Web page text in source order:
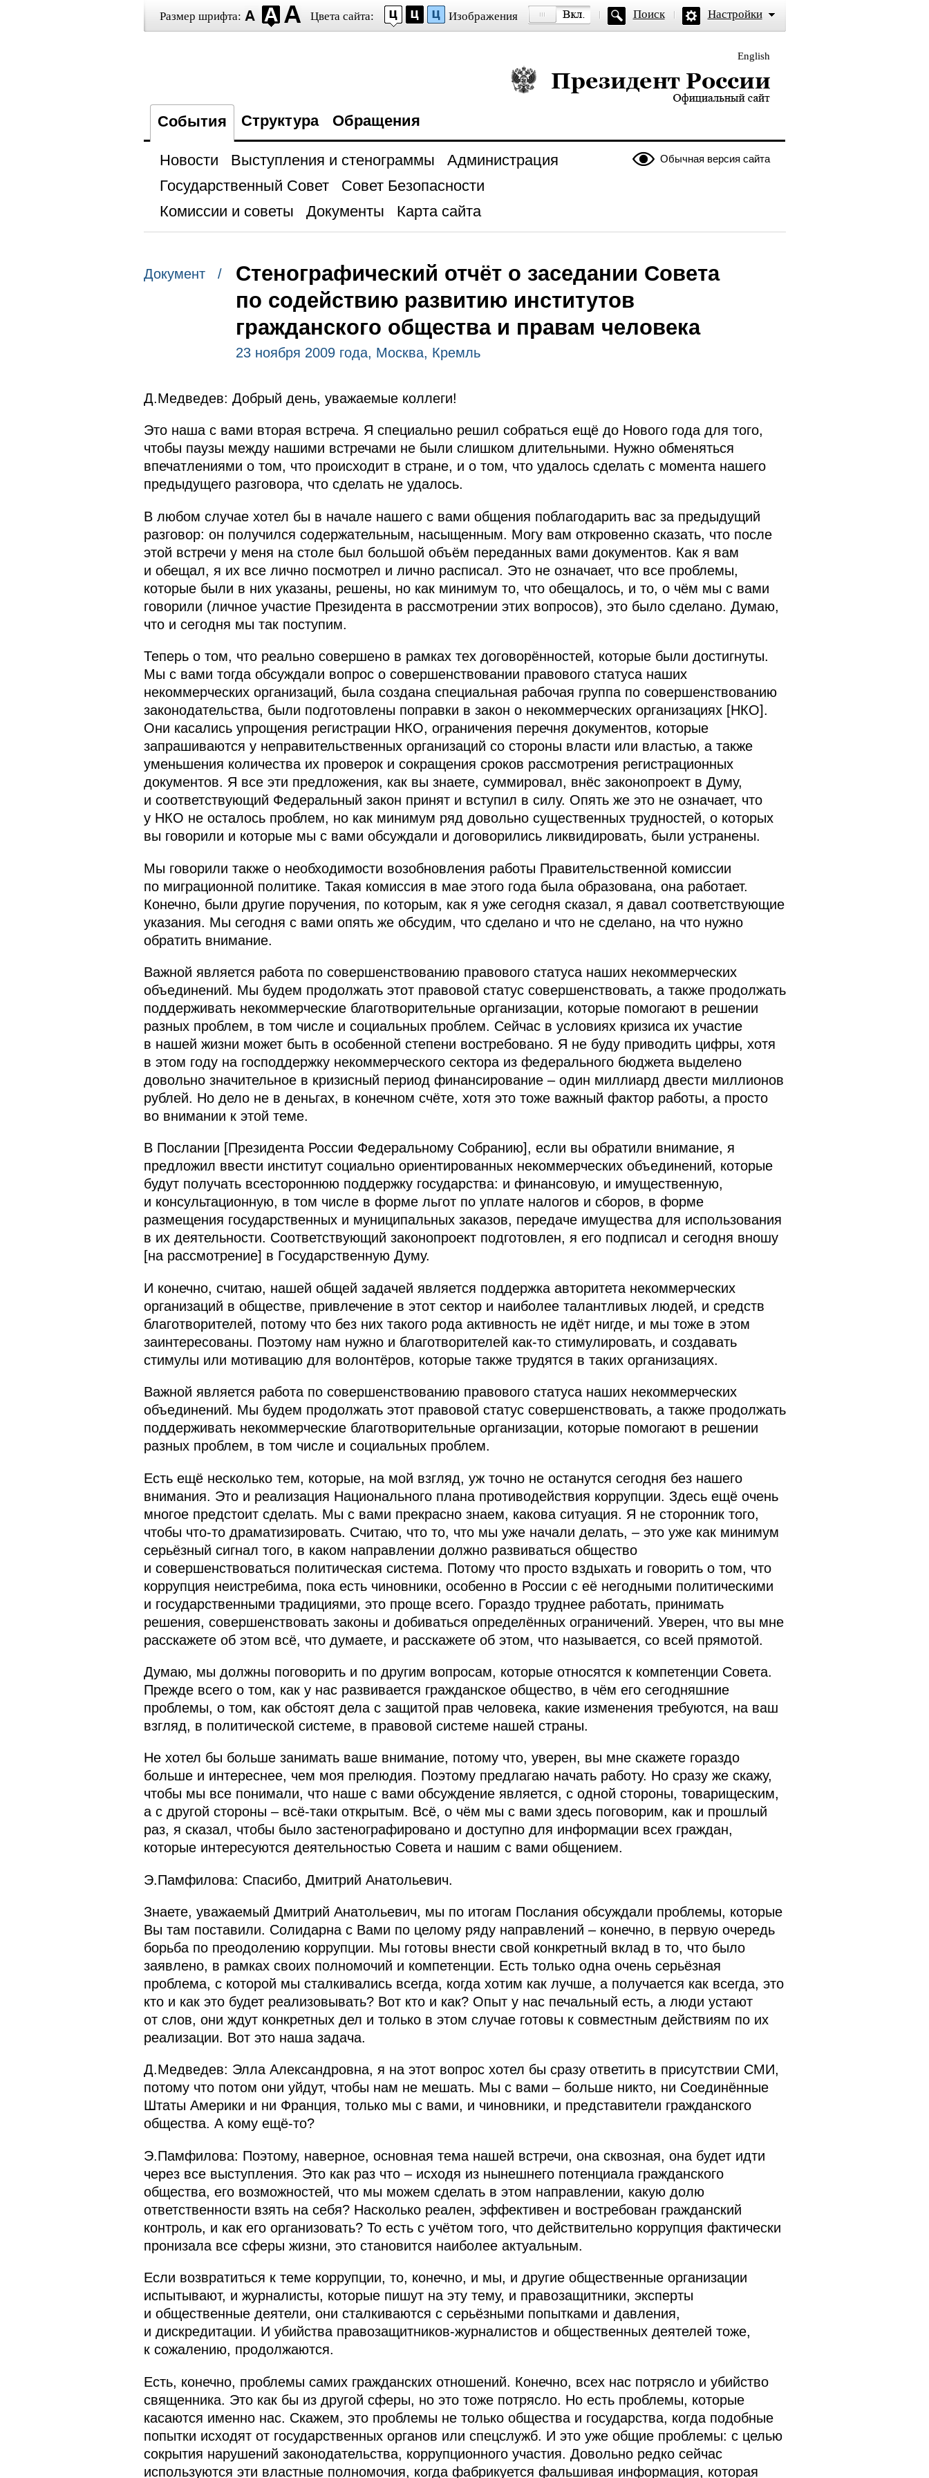
Размер шрифта: Цвета сайта: Изображения Поиск Настройки
English
Президент России — официальный сайт
События Структура Обращения
Обычная версия сайта
Новости Выступления и стенограммы
Администрация
Государственный Совет
Совет Безопасности
Комиссии и советы
Документы Карта сайта
Документ /
Стенографический отчёт о заседании Совета
по содействию развитию институтов
гражданского общества и правам человека
23 ноября 2009 года, Москва, Кремль
Д.Медведев: Добрый день, уважаемые коллеги!
Это наша с вами вторая встреча. Я специально решил собраться ещё до Нового года для того,
чтобы паузы между нашими встречами не были слишком длительными. Нужно обменяться
впечатлениями о том, что происходит в стране, и о том, что удалось сделать с момента нашего
предыдущего разговора, что сделать не удалось.
В любом случае хотел бы в начале нашего с вами общения поблагодарить вас за предыдущий
разговор: он получился содержательным, насыщенным. Могу вам откровенно сказать, что после
этой встречи у меня на столе был большой объём переданных вами документов. Как я вам
и обещал, я их все лично посмотрел и лично расписал. Это не означает, что все проблемы,
которые были в них указаны, решены, но как минимум то, что обещалось, и то, о чём мы с вами
говорили (личное участие Президента в рассмотрении этих вопросов), это было сделано. Думаю,
что и сегодня мы так поступим.
Теперь о том, что реально совершено в рамках тех договорённостей, которые были достигнуты.
Мы с вами тогда обсуждали вопрос о совершенствовании правового статуса наших
некоммерческих организаций, была создана специальная рабочая группа по совершенствованию
законодательства, были подготовлены поправки в закон о некоммерческих организациях [НКО].
Они касались упрощения регистрации НКО, ограничения перечня документов, которые
запрашиваются у неправительственных организаций со стороны власти или властью, а также
уменьшения количества их проверок и сокращения сроков рассмотрения регистрационных
документов. Я все эти предложения, как вы знаете, суммировал, внёс законопроект в Думу,
и соответствующий Федеральный закон принят и вступил в силу. Опять же это не означает, что
у НКО не осталось проблем, но как минимум ряд довольно существенных трудностей, о которых
вы говорили и которые мы с вами обсуждали и договорились ликвидировать, были устранены.
Мы говорили также о необходимости возобновления работы Правительственной комиссии
по миграционной политике. Такая комиссия в мае этого года была образована, она работает.
Конечно, были другие поручения, по которым, как я уже сегодня сказал, я давал соответствующие
указания. Мы сегодня с вами опять же обсудим, что сделано и что не сделано, на что нужно
обратить внимание.
Важной является работа по совершенствованию правового статуса наших некоммерческих
объединений. Мы будем продолжать этот правовой статус совершенствовать, а также продолжать
поддерживать некоммерческие благотворительные организации, которые помогают в решении
разных проблем, в том числе и социальных проблем. Сейчас в условиях кризиса их участие
в нашей жизни может быть в особенной степени востребовано. Я не буду приводить цифры, хотя
в этом году на господдержку некоммерческого сектора из федерального бюджета выделено
довольно значительное в кризисный период финансирование – один миллиард двести миллионов
рублей. Но дело не в деньгах, в конечном счёте, хотя это тоже важный фактор работы, а просто
во внимании к этой теме.
В Послании [Президента России Федеральному Собранию], если вы обратили внимание, я
предложил ввести институт социально ориентированных некоммерческих объединений, которые
будут получать всестороннюю поддержку государства: и финансовую, и имущественную,
и консультационную, в том числе в форме льгот по уплате налогов и сборов, в форме
размещения государственных и муниципальных заказов, передаче имущества для использования
в их деятельности. Соответствующий законопроект подготовлен, я его подписал и сегодня вношу
[на рассмотрение] в Государственную Думу.
И конечно, считаю, нашей общей задачей является поддержка авторитета некоммерческих
организаций в обществе, привлечение в этот сектор и наиболее талантливых людей, и средств
благотворителей, потому что без них такого рода активность не идёт нигде, и мы тоже в этом
заинтересованы. Поэтому нам нужно и благотворителей как‑то стимулировать, и создавать
стимулы или мотивацию для волонтёров, которые также трудятся в таких организациях.
Важной является работа по совершенствованию правового статуса наших некоммерческих
объединений. Мы будем продолжать этот правовой статус совершенствовать, а также продолжать
поддерживать некоммерческие благотворительные организации, которые помогают в решении
разных проблем, в том числе и социальных проблем.
Есть ещё несколько тем, которые, на мой взгляд, уж точно не останутся сегодня без нашего
внимания. Это и реализация Национального плана противодействия коррупции. Здесь ещё очень
многое предстоит сделать. Мы с вами прекрасно знаем, какова ситуация. Я не сторонник того,
чтобы что‑то драматизировать. Считаю, что то, что мы уже начали делать, – это уже как минимум
серьёзный сигнал того, в каком направлении должно развиваться общество
и совершенствоваться политическая система. Потому что просто вздыхать и говорить о том, что
коррупция неистребима, пока есть чиновники, особенно в России с её негодными политическими
и государственными традициями, это проще всего. Гораздо труднее работать, принимать
решения, совершенствовать законы и добиваться определённых ограничений. Уверен, что вы мне
расскажете об этом всё, что думаете, и расскажете об этом, что называется, со всей прямотой.
Думаю, мы должны поговорить и по другим вопросам, которые относятся к компетенции Совета.
Прежде всего о том, как у нас развивается гражданское общество, в чём его сегодняшние
проблемы, о том, как обстоят дела с защитой прав человека, какие изменения требуются, на ваш
взгляд, в политической системе, в правовой системе нашей страны.
Не хотел бы больше занимать ваше внимание, потому что, уверен, вы мне скажете гораздо
больше и интереснее, чем моя прелюдия. Поэтому предлагаю начать работу. Но сразу же скажу,
чтобы мы все понимали, что наше с вами обсуждение является, с одной стороны, товарищеским,
а с другой стороны – всё‑таки открытым. Всё, о чём мы с вами здесь поговорим, как и прошлый
раз, я сказал, чтобы было застенографировано и доступно для информации всех граждан,
которые интересуются деятельностью Совета и нашим с вами общением.
Э.Памфилова: Спасибо, Дмитрий Анатольевич.
Знаете, уважаемый Дмитрий Анатольевич, мы по итогам Послания обсуждали проблемы, которые
Вы там поставили. Солидарна с Вами по целому ряду направлений – конечно, в первую очередь
борьба по преодолению коррупции. Мы готовы внести свой конкретный вклад в то, что было
заявлено, в рамках своих полномочий и компетенции. Есть только одна очень серьёзная
проблема, с которой мы сталкивались всегда, когда хотим как лучше, а получается как всегда, это
кто и как это будет реализовывать? Вот кто и как? Опыт у нас печальный есть, а люди устают
от слов, они ждут конкретных дел и только в этом случае готовы к совместным действиям по их
реализации. Вот это наша задача.
Д.Медведев: Элла Александровна, я на этот вопрос хотел бы сразу ответить в присутствии СМИ,
потому что потом они уйдут, чтобы нам не мешать. Мы с вами – больше никто, ни Соединённые
Штаты Америки и ни Франция, только мы с вами, и чиновники, и представители гражданского
общества. А кому ещё‑то?
Э.Памфилова: Поэтому, наверное, основная тема нашей встречи, она сквозная, она будет идти
через все выступления. Это как раз что – исходя из нынешнего потенциала гражданского
общества, его возможностей, что мы можем сделать в этом направлении, какую долю
ответственности взять на себя? Насколько реален, эффективен и востребован гражданский
контроль, и как его организовать? То есть с учётом того, что действительно коррупция фактически
пронизала все сферы жизни, это становится наиболее актуальным.
Если возвратиться к теме коррупции, то, конечно, и мы, и другие общественные организации
испытывают, и журналисты, которые пишут на эту тему, и правозащитники, эксперты
и общественные деятели, они сталкиваются с серьёзными попытками и давления,
и дискредитации. И убийства правозащитников-журналистов и общественных деятелей тоже,
к сожалению, продолжаются.
Есть, конечно, проблемы самих гражданских отношений. Конечно, всех нас потрясло и убийство
священника. Это как бы из другой сферы, но это тоже потрясло. Но есть проблемы, которые
касаются именно нас. Скажем, это проблемы не только общества и государства, когда подобные
попытки исходят от государственных органов или спецслужб. И это уже общие проблемы: с целью
сокрытия нарушений законодательства, коррупционного участия. Довольно редко сейчас
используются эти властные полномочия, когда фабрикуется фальшивая информация, которая